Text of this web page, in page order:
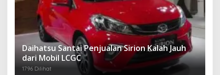
Daihatsu Santai Penjualan Sirion Kalah Jauh
dari Mobil LCGC
1796 Dilihat